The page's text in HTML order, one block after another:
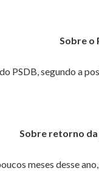
Sobre o
PSDB, segundo a
Sobre retorno da
meses desse